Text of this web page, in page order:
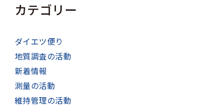
カテゴリー
ダイエツ便り
地質調査の活動
新着情報
測量の活動
維持管理の活動